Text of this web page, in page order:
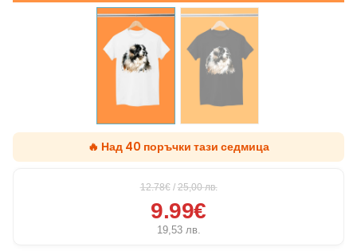
🔥 Над 40 поръчки тази седмица
12.78€ / 25,00лв.
9.99€
19,53 лв.